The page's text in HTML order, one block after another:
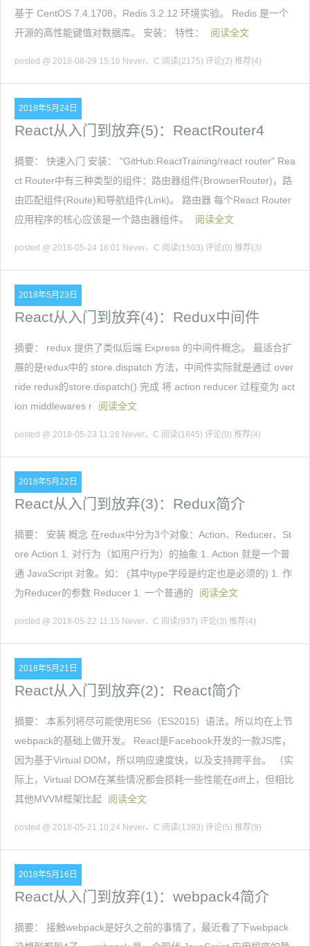
基于 CentOS 7.4.1708，Redis 3.2.12 环境实验。 Redis 是一个
开源的高性能键值对数据库。 安装： 特性：
阅读全文
posted @ 2018-08-29 15:16 Never、C 阅读(2175) 评论(2) 推荐(4)
2018年5月24日
React从入门到放弃(5)：ReactRouter4
摘要： 快速入门 安装： "GitHub:ReactTraining/react router" Rea
ct Router中有三种类型的组件：路由器组件(BrowserRouter)，路
由匹配组件(Route)和导航组件(Link)。 路由器 每个React Router
应用程序的核心应该是一个路由器组件。
阅读全文
posted @ 2018-05-24 16:01 Never、C 阅读(1503) 评论(0) 推荐(3)
2018年5月23日
React从入门到放弃(4)：Redux中间件
摘要： redux 提供了类似后端 Express 的中间件概念。 最适合扩
展的是redux中的 store.dispatch 方法，中间件实际就是通过 over
ride redux的store.dispatch() 完成 将 action reducer 过程变为 act
ion middlewares r
阅读全文
posted @ 2018-05-23 11:28 Never、C 阅读(1845) 评论(0) 推荐(4)
2018年5月22日
React从入门到放弃(3)：Redux简介
摘要： 安装 概念 在redux中分为3个对象：Action、Reducer、St
ore Action 1. 对行为（如用户行为）的抽象 1. Action 就是一个普
通 JavaScript 对象。如： (其中type字段是约定也是必须的) 1. 作
为Reducer的参数 Reducer 1. 一个普通的
阅读全文
posted @ 2018-05-22 11:15 Never、C 阅读(937) 评论(3) 推荐(4)
2018年5月21日
React从入门到放弃(2)：React简介
摘要： 本系列将尽可能使用ES6（ES2015）语法。所以均在上节
webpack的基础上做开发。 React是Facebook开发的一款JS库，
因为基于Virtual DOM，所以响应速度快，以及支持跨平台。 （实
际上，Virtual DOM在某些情况都会损耗一些性能在diff上，但相比
其他MVVM框架比起
阅读全文
posted @ 2018-05-21 10:24 Never、C 阅读(1393) 评论(5) 推荐(9)
2018年5月16日
React从入门到放弃(1)：webpack4简介
摘要： 接触webpack是好久之前的事情了，最近看了下webpack